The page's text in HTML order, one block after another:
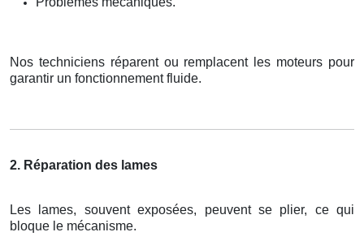
Nos techniciens réparent ou remplacent les moteurs pour
garantir un fonctionnement fluide.
2. Réparation des lames
Les lames, souvent exposées, peuvent se plier, ce qui
bloque le mécanisme.